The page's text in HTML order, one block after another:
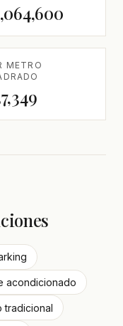
METRO
acondicionado
tradicional